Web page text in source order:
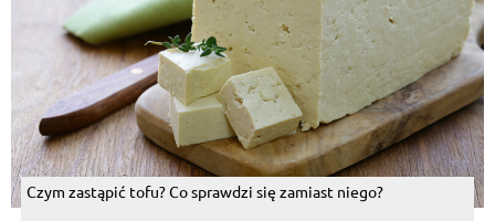
Czym zastąpić tofu? Co sprawdzi się zamiast niego?